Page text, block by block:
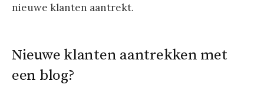
nieuwe klanten aantrekt.
Nieuwe klanten aantrekken met
een blog?